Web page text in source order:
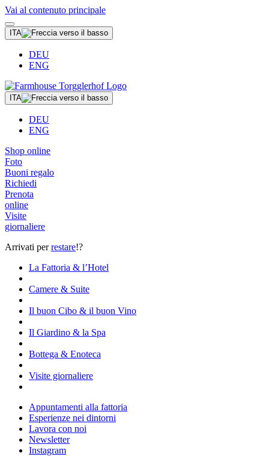
Vai al contenuto principale
ITA
DEU
ENG
ITA
DEU
ENG
Shop online
Foto
Buoni regalo
Richiedi
Prenota
online
Visite
giornaliere
Arrivati perrestare!?
La Fattoria & l’Hotel
Camere & Suite
Il buon Cibo & il buon Vino
Il Giardino & la Spa
Bottega & Enoteca
Visite giornaliere
Appuntamenti alla fattoria
Esperienze nei dintorni
Lavora con noi
Newsletter
Instagram